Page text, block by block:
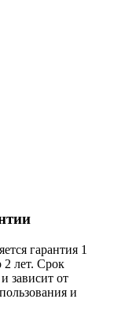
гарантия 1
2 лет. Срок
зависит от
и